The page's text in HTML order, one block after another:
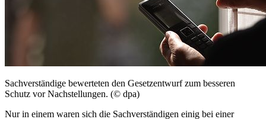
Sachverständige bewerteten den Gesetzentwurf zum besseren
Schutz vor Nachstellungen. (© dpa)
Nur in einem waren sich die Sachverständigen einig bei einer